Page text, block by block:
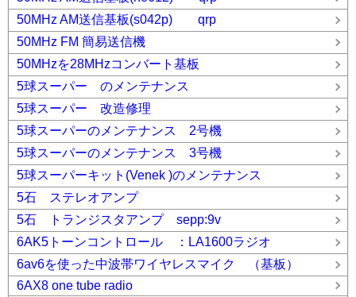
50MHz AM送信基板(s042p) qrp
50MHz FM 簡易送信機
50MHzを28MHzコンバート基板
5球スーパー のメンテナンス
5球スーパー 改造修理
5球スーパーのメンテナンス 2号機
5球スーパーのメンテナンス 3号機
5球スーパーキット(Venek )のメンテナンス
5石 ステレオアンプ
5石 トランジスタアンプ sepp:9v
6AK5トーンコントロール ：LA1600ラジオ
6av6を使った中波帯ワイヤレスマイク （基板）
6AX8 one tube radio